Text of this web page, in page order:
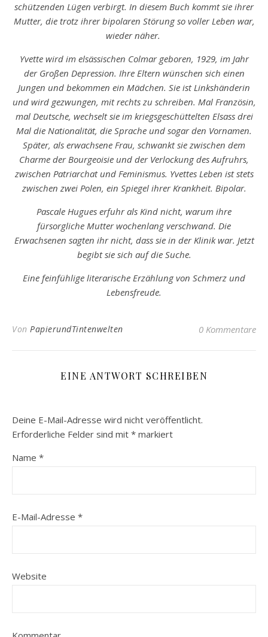
schützenden Lügen verbirgt. In diesem Buch kommt sie ihrer
Mutter, die trotz ihrer bipolaren Störung so voller Leben war,
wieder näher.
Yvette wird im elsässischen Colmar geboren, 1929, im Jahr
der Großen Depression. Ihre Eltern wünschen sich einen
Jungen und bekommen ein Mädchen. Sie ist Linkshänderin
und wird gezwungen, mit rechts zu schreiben. Mal Französin,
mal Deutsche, wechselt sie im kriegsgeschüttelten Elsass drei
Mal die Nationalität, die Sprache und sogar den Vornamen.
Später, als erwachsene Frau, schwankt sie zwischen dem
Charme der Bourgeoisie und der Verlockung des Aufruhrs,
zwischen Patriarchat und Feminismus. Yvettes Leben ist stets
zwischen zwei Polen, ein Spiegel ihrer Krankheit. Bipolar.
Pascale Hugues erfuhr als Kind nicht, warum ihre
fürsorgliche Mutter wochenlang verschwand. Die
Erwachsenen sagten ihr nicht, dass sie in der Klinik war. Jetzt
begibt sie sich auf die Suche.
Eine feinfühlige literarische Erzählung von Schmerz und
Lebensfreude.
Von PapierundTintenwelten 0 Kommentare
EINE ANTWORT SCHREIBEN
Deine E-Mail-Adresse wird nicht veröffentlicht.
Erforderliche Felder sind mit * markiert
Name *
E-Mail-Adresse *
Website